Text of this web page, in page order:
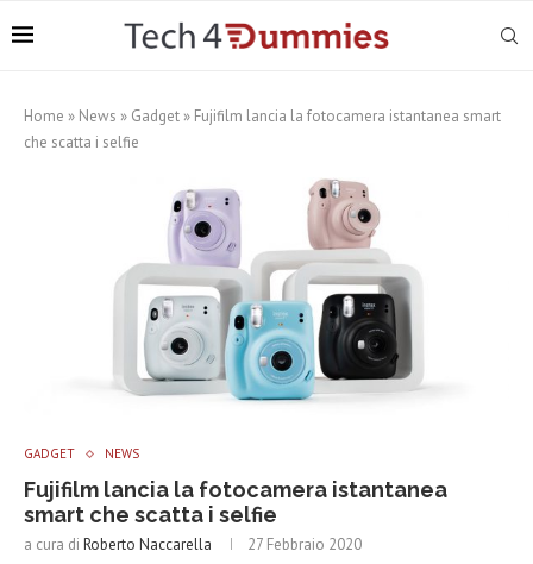
Home » News » Gadget » Fujifilm lancia la fotocamera istantanea smart
che scatta i selfie
GADGET NEWS
Fujifilm lancia la fotocamera istantanea
smart che scatta i selfie
a cura di Roberto Naccarella 27 Febbraio 2020